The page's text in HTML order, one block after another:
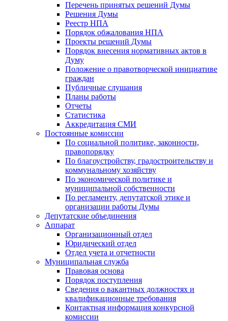
Перечень принятых решений Думы
Решения Думы
Реестр НПА
Порядок обжалования НПА
Проекты решений Думы
Порядок внесения нормативных актов в
Думу
Положение о правотворческой инициативе
граждан
Публичные слушания
Планы работы
Отчеты
Статистика
Аккредитация СМИ
Постоянные комиссии
По социальной политике, законности,
правопорядку
По благоустройству, градостроительству и
коммунальному хозяйству
По экономической политике и
муниципальной собственности
По регламенту, депутатской этике и
организации работы Думы
Депутатские объединения
Аппарат
Организационный отдел
Юридический отдел
Отдел учета и отчетности
Муниципальная служба
Правовая основа
Порядок поступления
Сведения о вакантных должностях и
квалификационные требования
Контактная информация конкурсной
комиссии